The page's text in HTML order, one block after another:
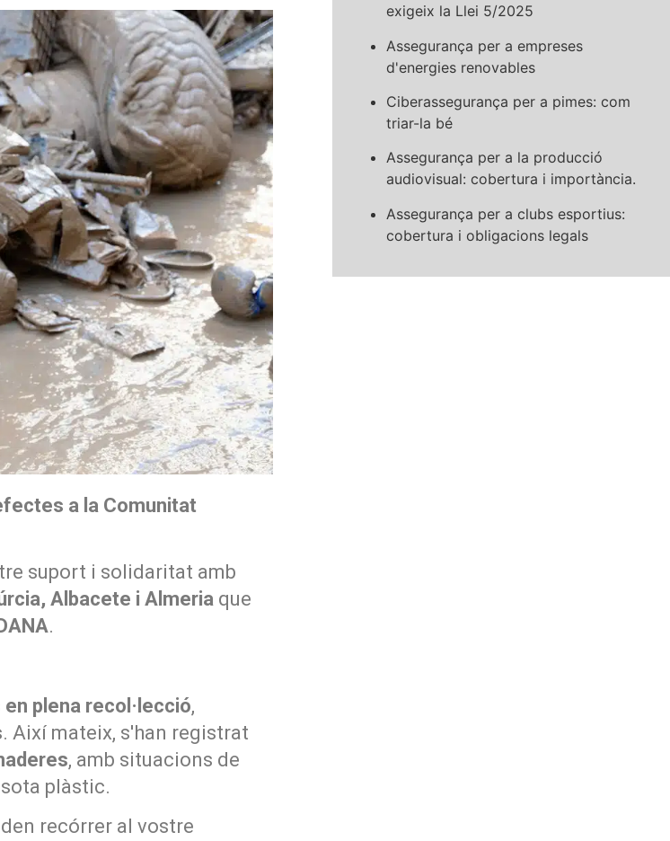
a la Comunitat
suport i solidaritat amb
Albacete i Almeria que
.
plena recol·lecció,
. Així mateix, s'han registrat
, amb situacions de
plàstic.
recórrer al vostre
exigeix la Llei 5/2025
Assegurança per a empreses
d'energies renovables
Ciberassegurança per a pimes: com
triar-la bé
Assegurança per a la producció
audiovisual: cobertura i importància.
Assegurança per a clubs esportius:
cobertura i obligacions legals